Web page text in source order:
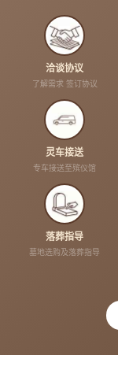
洽谈协议
了解需求 签订协议
灵车接送
专车接送至殡仪馆
落葬指导
墓地选购及落葬指导